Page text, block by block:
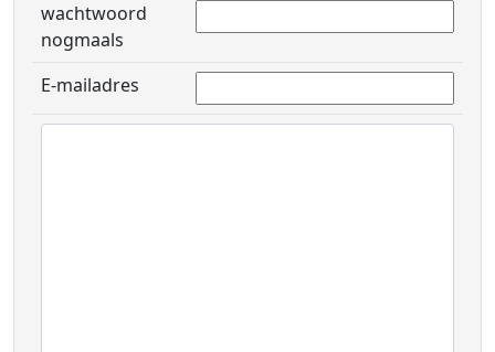
wachtwoord
nogmaals
E-mailadres